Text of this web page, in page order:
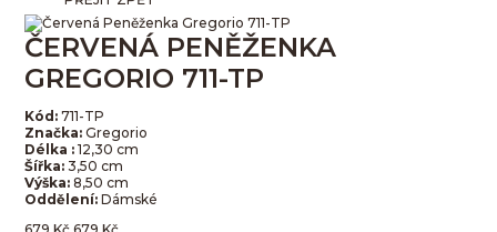
ČERVENÁ PENĚŽENKA
GREGORIO 711-TP
Kód: 711-TP
Značka: Gregorio
Délka :12,30 cm
Šířka:3,50 cm
Výška:8,50 cm
Oddělení:Dámské